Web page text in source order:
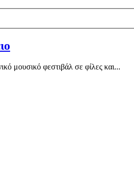
μουσικό φεστιβάλ σε φίλες και...